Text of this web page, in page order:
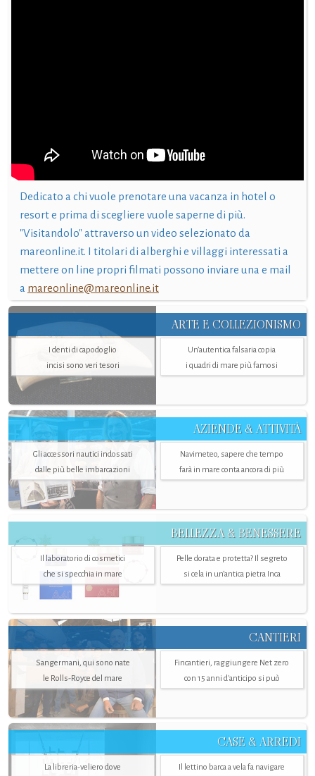
Dedicato a chi vuole prenotare una vacanza in hotel o
resort e prima di scegliere vuole saperne di più.
"Visitandolo" attraverso un video selezionato da
mareonline.it. I titolari di alberghi e villaggi interessati a
mettere on line propri filmati possono inviare una e mail
a mareonline@mareonline.it
ARTE E COLLEZIONISMO
I denti di capodoglio
incisi sono veri tesori
Un’autentica falsaria copia
i quadri di mare più famosi
AZIENDE & ATTIVITÀ
Gli accessori nautici indossati
dalle più belle imbarcazioni
Navimeteo, sapere che tempo
farà in mare conta ancora di più
BELLEZZA & BENESSERE
Il laboratorio di cosmetici
che si specchia in mare
Pelle dorata e protetta? Il segreto
si cela in un’antica pietra Inca
CANTIERI
Sangermani, qui sono nate
le Rolls-Royce del mare
Fincantieri, raggiungere Net zero
con 15 anni d'anticipo si può
CASE & ARREDI
La libreria-veliero dove
Il lettino barca a vela fa navigare